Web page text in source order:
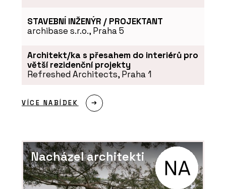
Sloupko-příčková, strukturální fasáda
MB-SR50N EFEKT - Aluprof
STAVEBNÍ INŽENÝR / PROJEKTANT
archibase s.r.o., Praha 5
Architekt/ka s přesahem do interiérů pro
větší rezidenční projekty
Refreshed Architects, Praha 1
VÍCE NABÍDEK
Nacházel architekti